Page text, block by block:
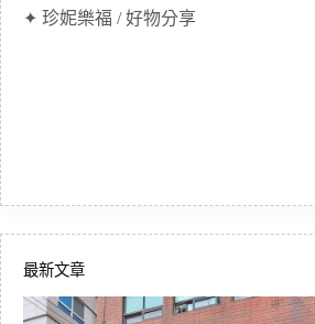
✦ 珍妮樂福 / 好物分享
最新文章